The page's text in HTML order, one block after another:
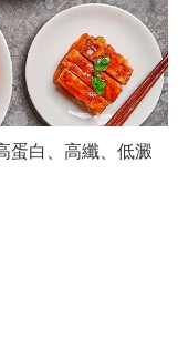
蛋白、高纖、低澱